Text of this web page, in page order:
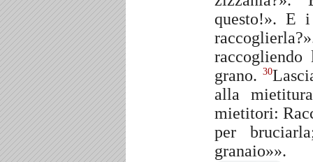
questo!». E
grano. 30
alla
mietitori:
per
granaio»».